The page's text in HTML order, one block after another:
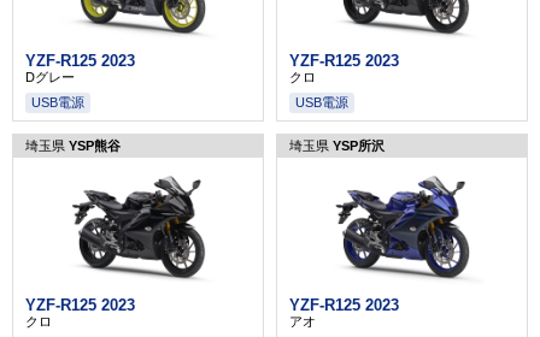
YZF-R125 2023
Dグレー
USB電源
YZF-R125 2023
クロ
USB電源
埼玉県 YSP熊谷
YZF-R125 2023
クロ
埼玉県 YSP所沢
YZF-R125 2023
アオ